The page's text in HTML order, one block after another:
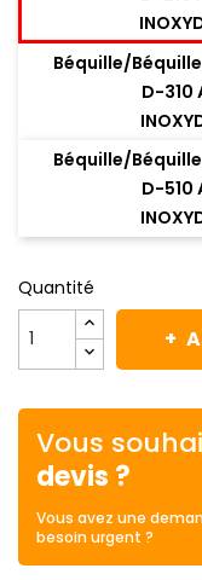
Béquille/
D-310
Béquille/
D-510
Quantité
Vous
devis ?
Vous avez une
besoin urgent ?